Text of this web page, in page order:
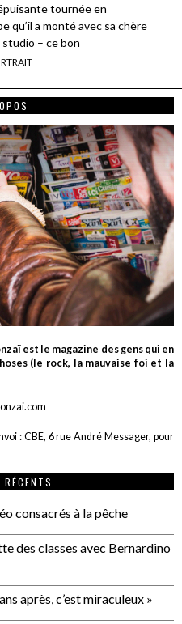
tournée en
qu’il a monté avec sa chère
– ce bon
est le magazine des gens qui en
(le rock, la mauvaise foi et la
: CBE, 6 rue André Messager, pour
consacrés à la pêche
des classes avec Bernardino
après, c’est miraculeux »